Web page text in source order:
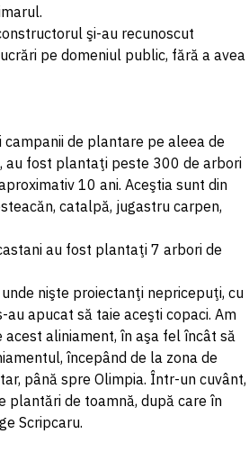
şi-au recunoscut
pe domeniul public, fără a avea
de plantare pe aleea de
au fost plantaţi peste 300 de arbori
10 ani. Aceştia sunt din
catalpă, jugastru carpen,
au fost plantaţi 7 arbori de
nişte proiectanţi nepricepuţi, cu
apucat să taie aceşti copaci. Am
aliniament, în aşa fel încât să
începând de la zona de
până spre Olimpia. Într-un cuvânt,
plantări de toamnă, după care în
Scripcaru.